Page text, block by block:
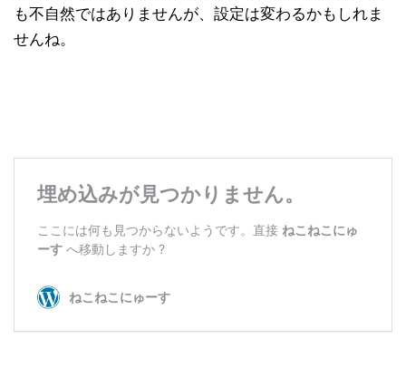
も不自然ではありませんが、設定は変わるかもしれま
せんね。